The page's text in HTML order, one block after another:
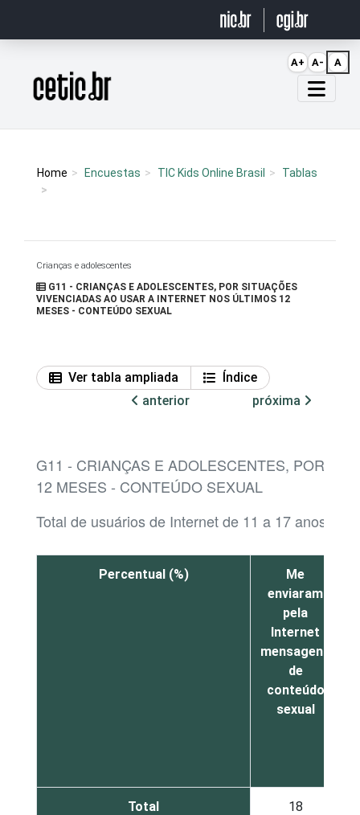
Página inicial
Home Encuestas TIC Kids Online Brasil Tablas
Crianças e adolescentes
G11 - CRIANÇAS E ADOLESCENTES, POR SITUAÇÕES
VIVENCIADAS AO USAR A INTERNET NOS ÚLTIMOS 12
MESES - CONTEÚDO SEXUAL
Ver tabla ampliada
Índice
anterior
próxima
G11 - CRIANÇAS E ADOLESCENTES, POR
12 MESES - CONTEÚDO SEXUAL
Total de usuários de Internet de 11 a 17 anos¹
Percentual (%)
Me
enviaram
pela
Internet
mensagens
de
conteúdo
sexual
Total 18
A+ A- A